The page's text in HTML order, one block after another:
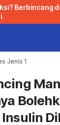
Berbincang
Jenis 1